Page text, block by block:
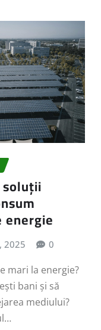
2025 0
mari la energie?
bani și să
mediului?